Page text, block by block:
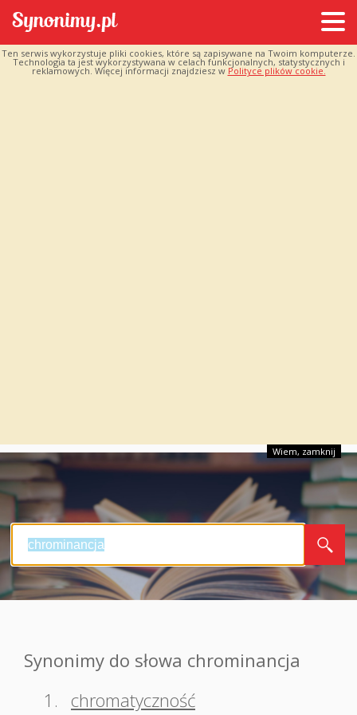
Ten serwis wykorzystuje pliki cookies, które są zapisywane na Twoim komputerze.
Technologia ta jest wykorzystywana w celach funkcjonalnych, statystycznych i
reklamowych. Więcej informacji znajdziesz w Polityce plików cookie.
Wiem, zamknij
Synonimy do słowa chrominancja
1.
chromatyczność